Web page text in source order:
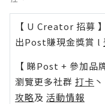
【 U Creator 招募 】
出Post賺現金獎賞 l
【 睇Post + 參加品
瀏覽更多社群 打卡 丶
攻略及 活動情報